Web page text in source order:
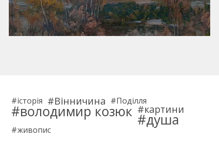
історія Вінничина Поділля
володимир козюк картини
душа
живопис